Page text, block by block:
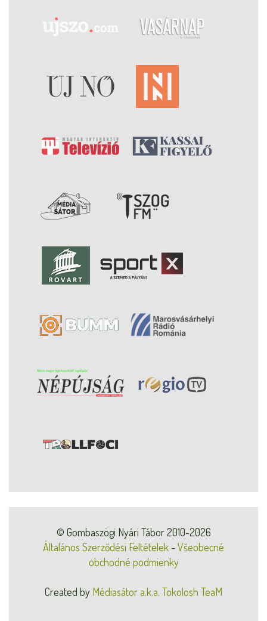
© Gombaszögi Nyári Tábor 2010-2026
Általános Szerződési Feltételek -Všeobecné
obchodné podmienky
Created by Médiasátor a.k.a. Tokolosh TeaM